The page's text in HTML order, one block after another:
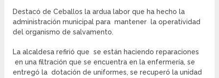
Destacó de Ceballos la ardua labor que ha hecho la
administración municipal para mantener la operatividad
del organismo de salvamento.
La alcaldesa refirió que se están haciendo reparaciones
en una filtración que se encuentra en la enfermería, se
entregó la dotación de uniformes, se recuperó la unidad